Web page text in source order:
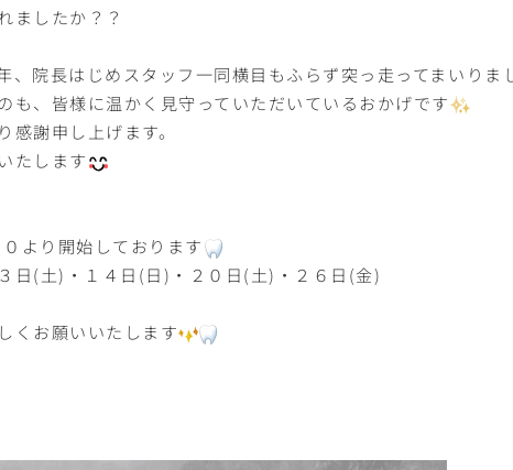
ましたか？？
、院長はじめスタッフ一同横目もふらず突っ走ってまいりま
も、皆様に温かく見守っていただいているおかげです
謝申し上げます。
たします
より開始しております
日(土)・１４日(日)・２０日(土)・２６日(金)
くお願いいたします